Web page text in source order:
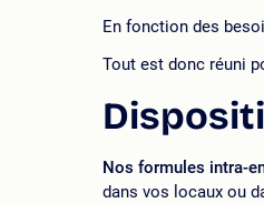
En fonction des
Tout est donc réuni
Nos formules intra-
dans vos locaux ou